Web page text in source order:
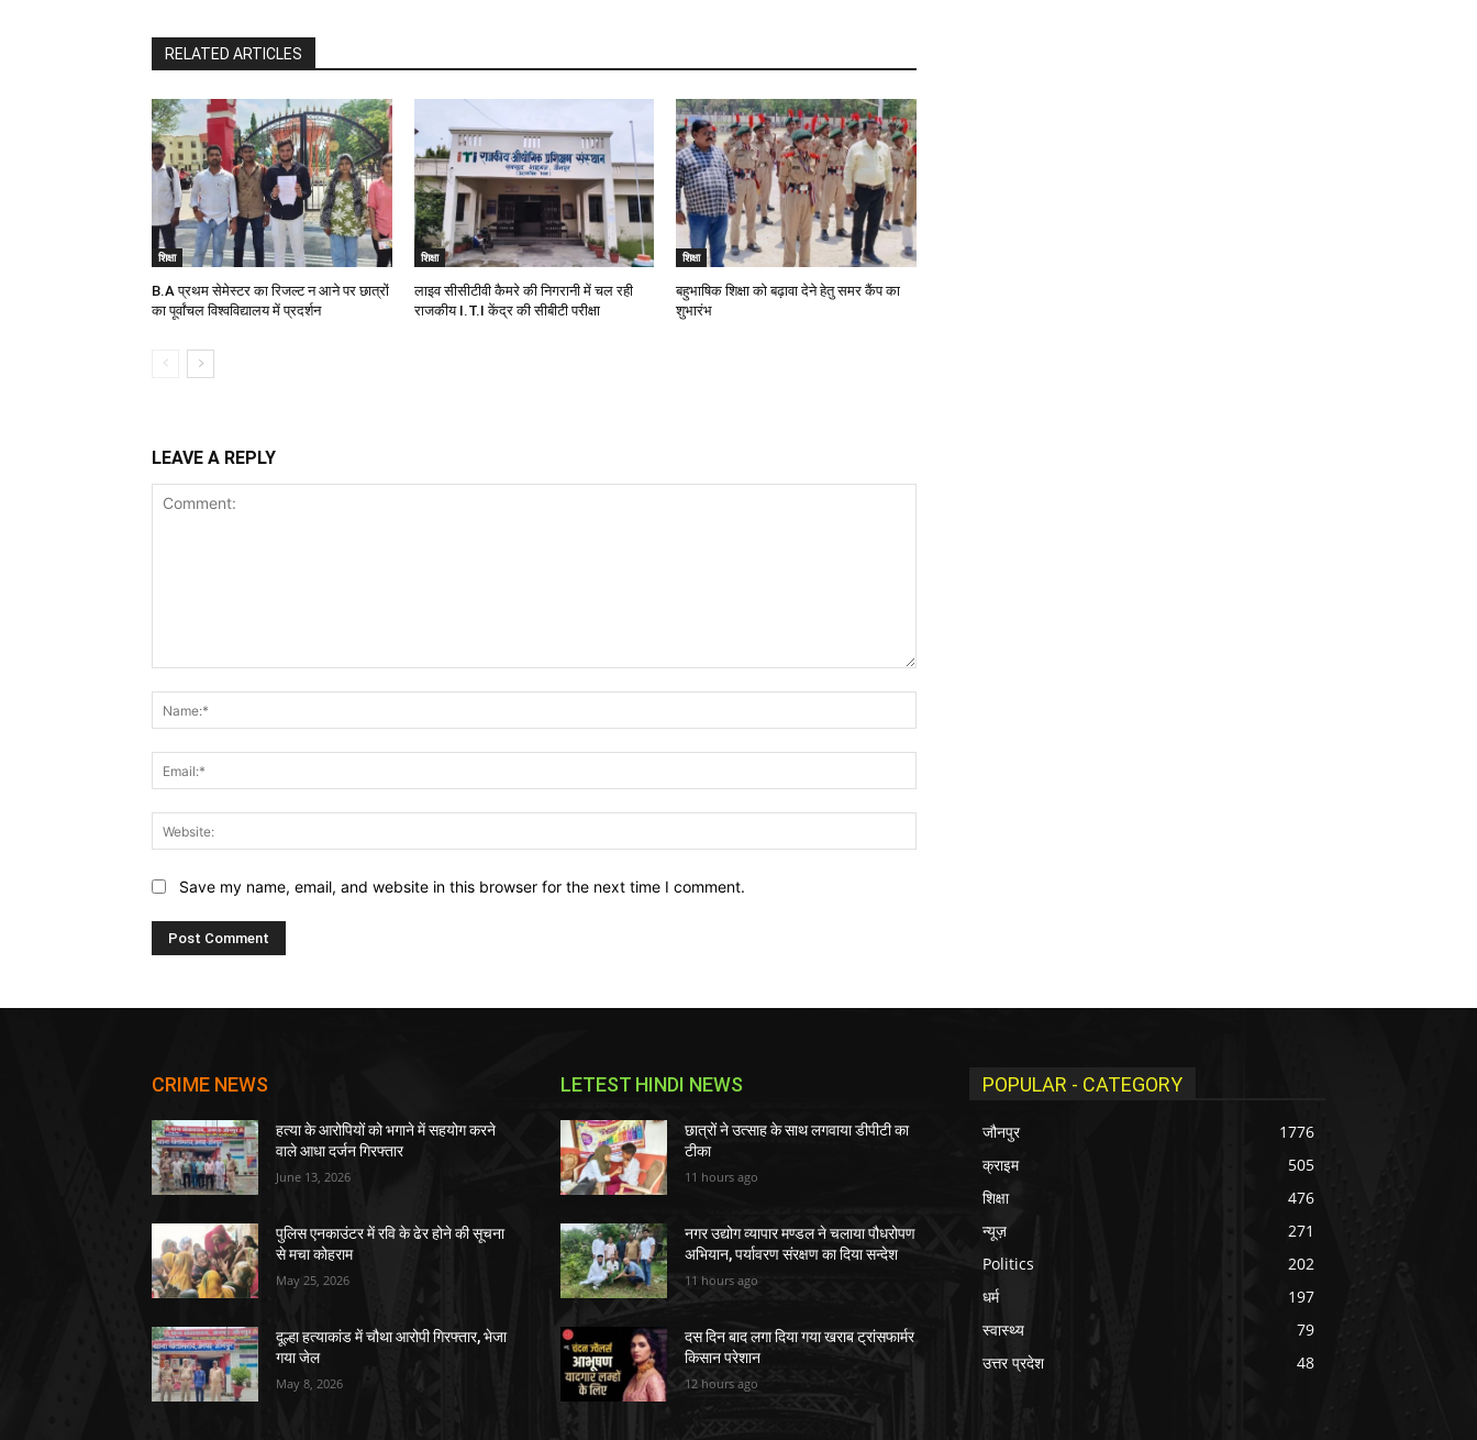
RELATED ARTICLES
शिक्षा
B.A प्रथम सेमेस्टर का रिजल्ट न आने पर छात्रों
का पूर्वांचल विश्वविद्यालय में प्रदर्शन
शिक्षा
लाइव सीसीटीवी कैमरे की निगरानी में चल रही
राजकीय I.T.I केंद्र की सीबीटी परीक्षा
शिक्षा
बहुभाषिक शिक्षा को बढ़ावा देने हेतु समर कैंप का
शुभारंभ
LEAVE A REPLY
Save my name, email, and website in this browser for the next time I comment.
CRIME NEWS
हत्या के आरोपियों को भगाने में सहयोग करने
वाले आधा दर्जन गिरफ्तार
June 13, 2026
पुलिस एनकाउंटर में रवि के ढेर होने की सूचना
से मचा कोहराम
May 25, 2026
दूल्हा हत्याकांड में चौथा आरोपी गिरफ्तार, भेजा
गया जेल
May 8, 2026
LETEST HINDI NEWS
छात्रों ने उत्साह के साथ लगवाया डीपीटी का
टीका
11 hours ago
नगर उद्योग व्यापार मण्डल ने चलाया पौधरोपण
अभियान, पर्यावरण संरक्षण का दिया सन्देश
11 hours ago
दस दिन बाद लगा दिया गया खराब ट्रांसफार्मर
किसान परेशान
12 hours ago
POPULAR - CATEGORY
जौनपुर
1776
क्राइम
505
शिक्षा
476
न्यूज़
271
Politics
202
धर्म
197
स्वास्थ्य
79
उत्तर प्रदेश
48